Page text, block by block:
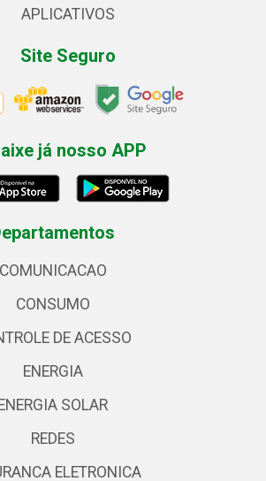
APLICATIVOS
Site Seguro
já nosso APP
COMUNICACAO
CONSUMO
DE ACESSO
ENERGIA
ENERGIA SOLAR
REDES
ELETRONICA